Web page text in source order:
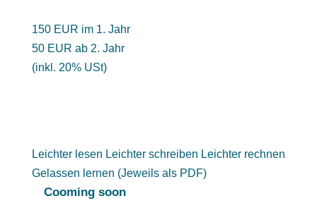
150 EUR im 1. Jahr
50 EUR ab 2. Jahr
(inkl. 20% USt)
Leichter lesen Leichter schreiben Leichter rechnen
Gelassen lernen (Jeweils als PDF)
Cooming soon